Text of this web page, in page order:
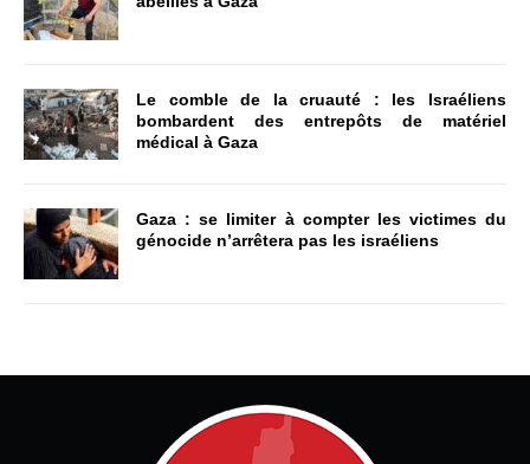
Le comble de la cruauté : les Israéliens
bombardent des entrepôts de matériel
médical à Gaza
Gaza : se limiter à compter les victimes du
génocide n’arrêtera pas les israéliens